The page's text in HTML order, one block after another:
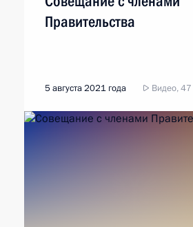
Правительства
5 августа 2021 года Видео,